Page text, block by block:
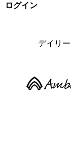
ログイン
デイリ